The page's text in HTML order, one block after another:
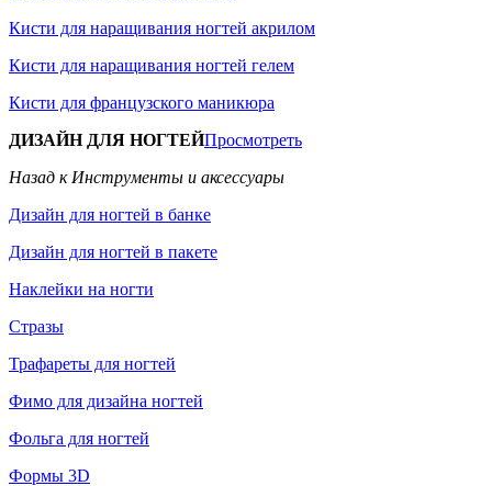
Кисти для наращивания ногтей акрилом
Кисти для наращивания ногтей гелем
Кисти для французского маникюра
ДИЗАЙН ДЛЯ НОГТЕЙПросмотреть
Назад к Инструменты и аксессуары
Дизайн для ногтей в банке
Дизайн для ногтей в пакете
Наклейки на ногти
Стразы
Трафареты для ногтей
Фимо для дизайна ногтей
Фольга для ногтей
Формы 3D